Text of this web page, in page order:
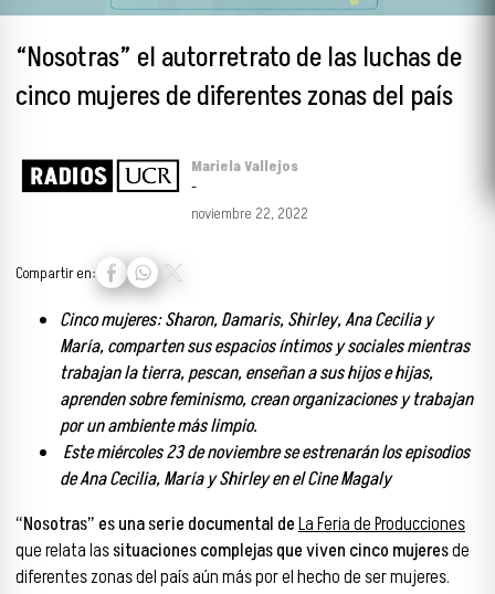
“Nosotras” el autorretrato de las luchas de
cinco mujeres de diferentes zonas del país
Mariela Vallejos
-
noviembre 22, 2022
Compartir en:
Cinco mujeres: Sharon, Damaris, Shirley, Ana Cecilia y
María, comparten sus espacios íntimos y sociales mientras
trabajan la tierra, pescan, enseñan a sus hijos e hijas,
aprenden sobre feminismo, crean organizaciones y trabajan
por un ambiente más limpio.
Este miércoles 23 de noviembre se estrenarán los episodios
de Ana Cecilia, María y Shirley en el Cine Magaly
“Nosotras” es una serie documental deLa Feria de Producciones
que relata lassituaciones complejas que viven cinco mujeresde
diferentes zonas del país aún más por el hecho de ser mujeres.